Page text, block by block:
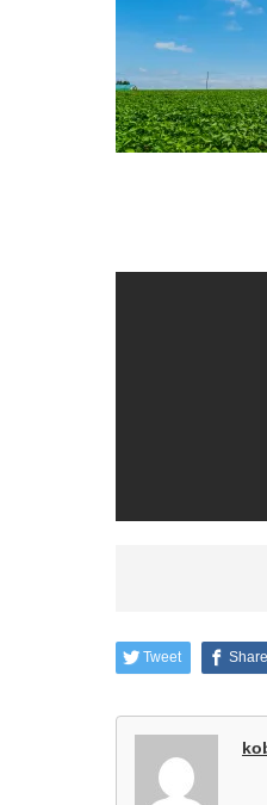
Tweet Share